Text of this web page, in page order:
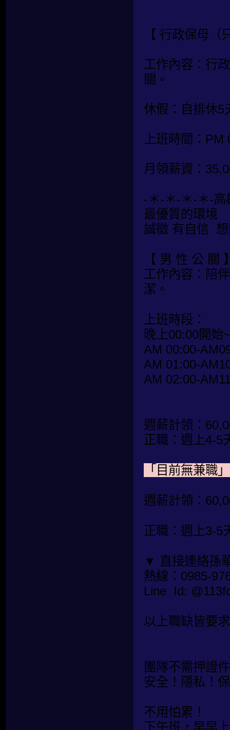
【 行政保母（
工作內容：行
關。
休假：自排休5
上班時間：
月領薪資：
-＊-＊-＊-＊-
最優質的環境
誠徵 有自信
【 男 性 公 關
工作內容：陪
潔。
上班時段：
晚上00:00開始~
AM 00:00-
AM 01:00-
AM 02:00-
週薪計領：
正職：週上4-5
「目前無兼職」
週薪計領：
正職：週上3-5
▼ 直接連絡孫
熱線：0985-
Line Id:
以上職缺皆要
團隊不需押證
安全！隱私！
不用怕累！
下午班，早早